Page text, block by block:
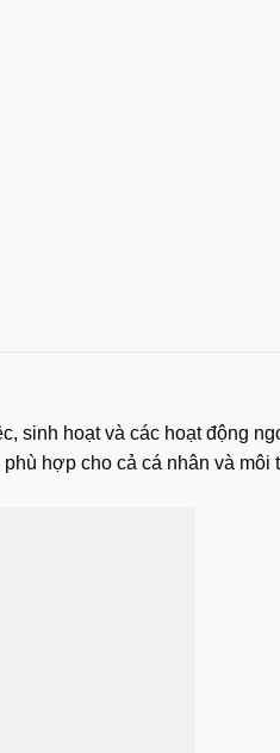
sinh hoạt và các hoạt động
hợp cho cả cá nhân và